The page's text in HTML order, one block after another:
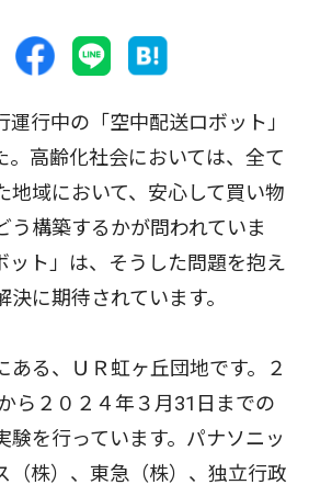
行中の「空中配送ロボット」
。高齢化社会においては、全て
地域において、安心して買い物
う構築するかが問われていま
ット」は、そうした問題を抱え
に期待されています。
る、ＵＲ虹ヶ丘団地です。２
ら２０２４年３月31日までの
験を行っています。パナソニッ
（株）、東急（株）、独立行政